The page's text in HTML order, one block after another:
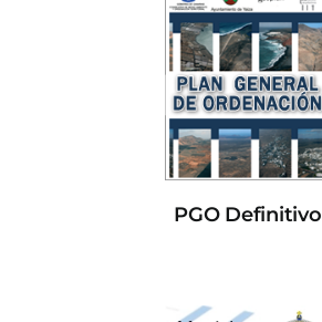
PGO Definitivo